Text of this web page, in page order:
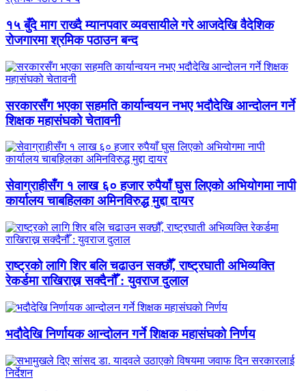
१५ बुँदे माग राख्दै म्यानपवार व्यवसायीले गरे आजदेखि वैदेशिक
रोजगारमा श्रमिक पठाउन बन्द
सरकारसँग भएका सहमति कार्यान्वयन नभए भदौदेखि आन्दोलन गर्ने
शिक्षक महासंघको चेतावनी
सेवाग्राहीसँग १ लाख ६० हजार रुपैयाँ घुस लिएको अभियोगमा नापी
कार्यालय चाबहिलका अमिनविरुद्ध मुद्दा दायर
राष्ट्रको लागि शिर बलि चढाउन सक्छौँ, राष्ट्रघाती अभिव्यक्ति
रेकर्डमा राखिराख्न सक्दैनौँ : युवराज दुलाल
भदौदेखि निर्णायक आन्दोलन गर्ने शिक्षक महासंघको निर्णय